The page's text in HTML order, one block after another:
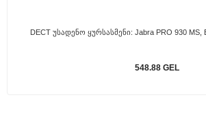
DECT Უსადენო Ყურსასმენი: Jabra PRO 930 MS,
548.88 GEL